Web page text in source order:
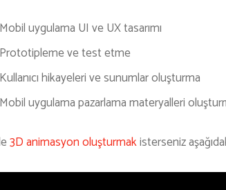
Mobil uygulama UI ve UX tasarımı
Prototipleme ve test etme
Kullanıcı hikayeleri ve sunumlar oluşturma
Mobil uygulama pazarlama materyalleri
3D animasyon oluşturmakisterseniz